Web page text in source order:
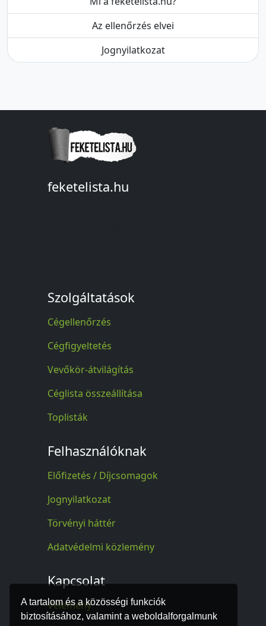
A tartalom és a közösségi funkciók
biztosításához, valamint a weboldalforgalmunk
Az ellenőrzés elvei
Jognyilatkozat
feketelista.hu
Szolgáltatások
Cégellenőrzés
Cégfigyeltetés
Vevőkör-átvilágítás
Céglista összeállítása
Toplisták
Felhasználóknak
Előfizetés / Díjcsomagok
Jognyilatkozat
Törvényi háttér
Adatvédelmi közlemény
Kapcsolat
Vélemény